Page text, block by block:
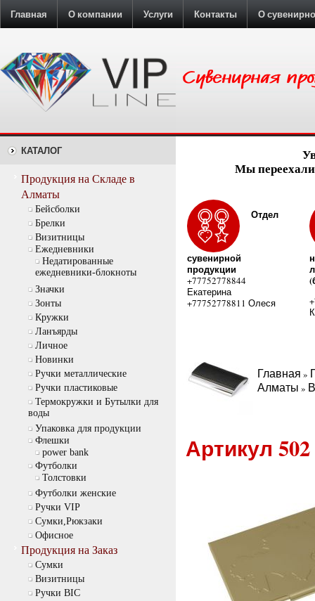
Главная О компании Услуги Контакты О
КАТАЛОГ
Продукция на Складе в
Алматы
Бейсболки
Брелки
Визитницы
Ежедневники
Недатированные
ежедневники-блокноты
Значки
Зонты
Кружки
Ланъярды
Личное
Новинки
Ручки металлические
Ручки пластиковые
Термокружки и Бутылки для
воды
Упаковка для продукции
Флешки
power bank
Футболки
Толстовки
Футболки женские
Ручки VIP
Сумки,Рюкзаки
Офисное
Продукция на Заказ
Cумки
Визитницы
Ручки BIC
Мы
Отдел
сувенирной
продукции
+77752778844
Екатерина
+77752778811 Олеся
Главная »
Алматы »
Артикул